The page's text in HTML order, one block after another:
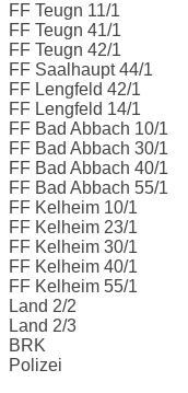
FF Teugn 11/1
FF Teugn 41/1
FF Teugn 42/1
FF Saalhaupt 44/1
FF Lengfeld 42/1
FF Lengfeld 14/1
FF Bad Abbach 10/1
FF Bad Abbach 30/1
FF Bad Abbach 40/1
FF Bad Abbach 55/1
FF Kelheim 10/1
FF Kelheim 23/1
FF Kelheim 30/1
FF Kelheim 40/1
FF Kelheim 55/1
Land 2/2
Land 2/3
BRK
Polizei